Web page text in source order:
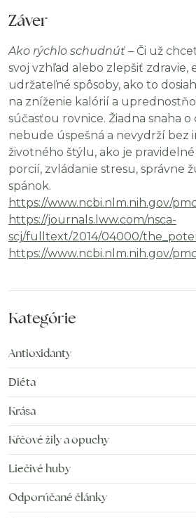
Záver
Ako rýchlo schudnúť – Či už
svoj vzhľad alebo zlepšiť zdravie,
udržateľné spôsoby, ako to
na zníženie kalórií a
súčasťou rovnice. Žiadna snaha
nebude úspešná a nevydrží bez
životného štýlu, ako je
porcií, zvládanie stresu, správne
spánok.
https://www.ncbi.nlm.nih.gov/
https://journals.lww.com/nsca-
scj/fulltext/2014/04000/
https://www.ncbi.nlm.nih.gov/
Kategórie
Antioxidanty
Diéta
Krása
Kŕčové žily a opuchy
Liečivé huby
Odporúčané články